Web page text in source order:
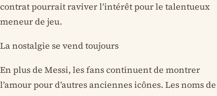
contrat pourrait raviver l’intérêt pour le talentueux
meneur de jeu.
La nostalgie se vend toujours
En plus de Messi, les fans continuent de montrer
l’amour pour d’autres anciennes icônes. Les noms de